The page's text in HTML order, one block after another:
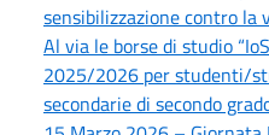
sensibilizzazione contro la
Al via le borse di studio
2025/2026 per studenti/
secondarie di secondo